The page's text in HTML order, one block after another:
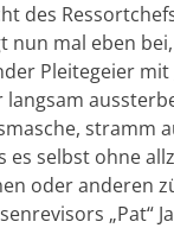
des
mal eben
Pleitegeier
stramm
es selbst ohne
oder anderen
„Pat“